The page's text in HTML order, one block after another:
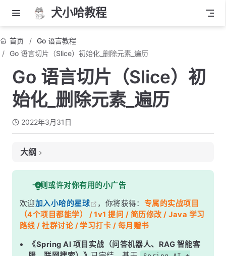
犬小哈教程
首页
Go 语言教程
Go 语言切片（Slice）初始化_删除元素_遍历
Go 语言切片（Slice）初
始化_删除元素_遍历
2022年3月31日
大纲
一、什么是切片
二、声明切片
三、使用 make() 函数构造切片
四、使用 append() 函数为切片添加元素
五、从数组或切片生成新的切片
一则或许对你有用的小广告
欢迎加入小哈的星球 ，你将获得： 专属的实战项目
（4个项目都能学） / 1v1 提问 / 简历修改 / Java 学习
路线 / 社群讨论 / 学习打卡 / 每月赠书
《Spring AI 项目实战（问答机器人、RAG 智能客